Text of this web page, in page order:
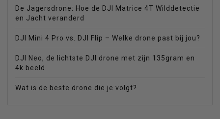
De Jagersdrone: Hoe de DJI Matrice 4T Wilddetectie
en Jacht veranderd
DJI Mini 4 Pro vs. DJI Flip – Welke drone past bij jou?
DJI Neo, de lichtste DJI drone met zijn 135gram en
4k beeld
Wat is de beste drone die je volgt?